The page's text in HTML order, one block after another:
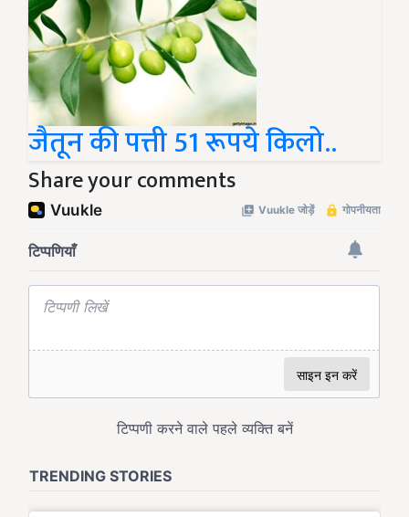
जैतून की पत्ती 51 रूपये किलो..
Share your comments